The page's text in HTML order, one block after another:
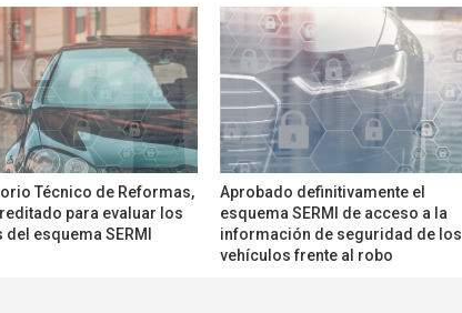
Técnico de Reformas,
para evaluar los
esquema SERMI
Aprobado definitivamente el
esquema SERMI de acceso a la
información de seguridad de los
vehículos frente al robo